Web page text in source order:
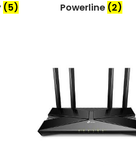
(5) Powerline (2)